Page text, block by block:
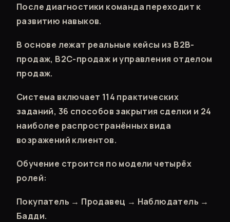
После диагностики команда переходит к
развитию навыков.
В основе лежат реальные кейсы из B2B-
продаж, B2C-продаж и управления отделом
продаж.
Система включает 114 практических
заданий, 36 способов закрытия сделки и 24
наиболее распространённых вида
возражений клиентов.
Обучение строится по модели четырёх
ролей:
Покупатель → Продавец → Наблюдатель →
Бадди.